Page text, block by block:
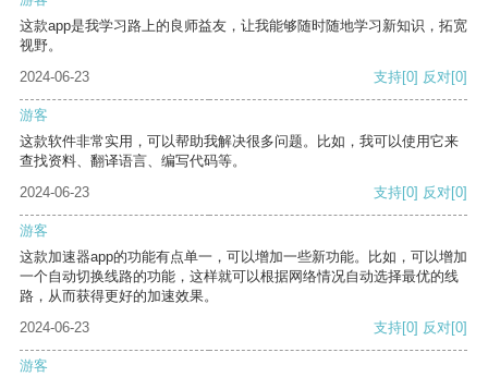
这款app是我学习路上的良师益友，让我能够随时随地学习新知识，拓宽
视野。
2024-06-23
支持[0] 反对[0]
游客
这款软件非常实用，可以帮助我解决很多问题。比如，我可以使用它来
查找资料、翻译语言、编写代码等。
2024-06-23
支持[0] 反对[0]
游客
这款加速器app的功能有点单一，可以增加一些新功能。比如，可以增加
一个自动切换线路的功能，这样就可以根据网络情况自动选择最优的线
路，从而获得更好的加速效果。
2024-06-23
支持[0] 反对[0]
游客